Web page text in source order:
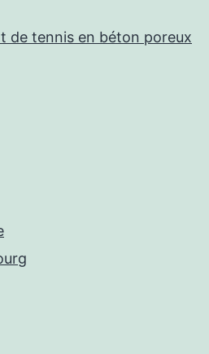
de tennis en béton poreux